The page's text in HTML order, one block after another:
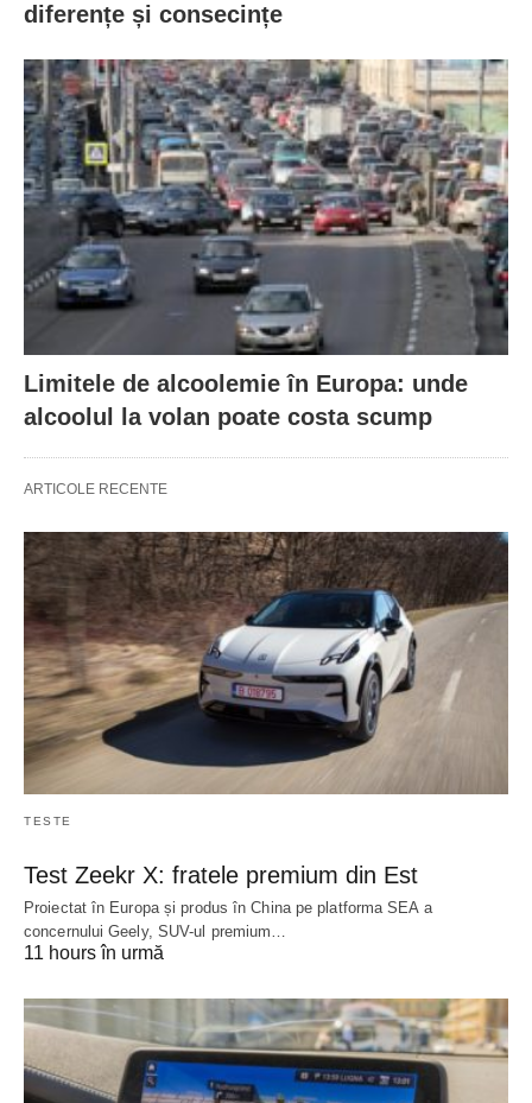
diferențe și consecințe
Limitele de alcoolemie în Europa: unde
alcoolul la volan poate costa scump
ARTICOLE RECENTE
TESTE
Test Zeekr X: fratele premium din Est
Proiectat în Europa și produs în China pe platforma SEA a
concernului Geely, SUV-ul premium…
11 hours în urmă